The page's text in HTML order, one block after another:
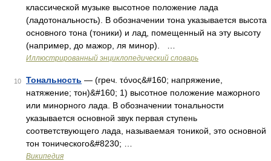
классической музыке высотное положение лада
(ладотональность). В обозначении тона указывается высота
основного тона (тоники) и лад, помещенный на эту высоту
(например, до мажор, ля минор). …
Иллюстрированный энциклопедический словарь
10 Тональность — (греч. τόνος&#160; напряжение,
натяжение; тон)&#160; 1) высотное положение мажорного
или минорного лада. В обозначении тональности
указывается основной звук первая ступень
соответствующего лада, называемая тоникой, это основной
тон тонического&#8230; …
Википедия